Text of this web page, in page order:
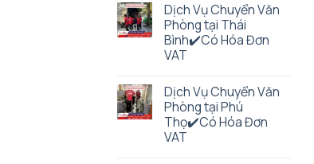
Dịch Vụ Chuyển Văn
Phòng tại Thái
Bình✔️Có Hóa Đơn
VAT
Dịch Vụ Chuyển Văn
Phòng tại Phú
Thọ✔️Có Hóa Đơn
VAT